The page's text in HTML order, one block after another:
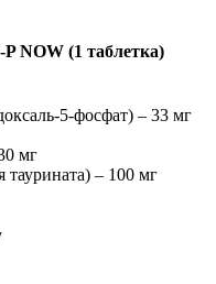
NOW (1 таблетка)
5-фосфат) – 33 мг
мг
– 100 мг